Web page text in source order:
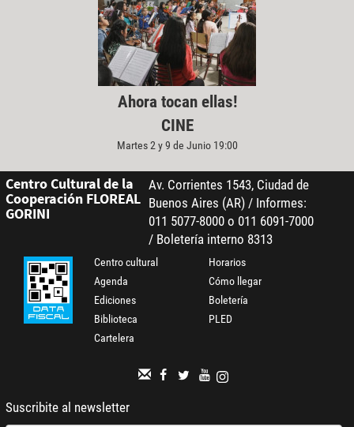
Ahora tocan ellas!
CINE
Martes 2 y 9 de Junio 19:00
Centro Cultural de la
Cooperación FLOREAL
GORINI
Av. Corrientes 1543, Ciudad de
Buenos Aires (AR) / Informes:
011 5077-8000 o 011 6091-7000
/ Boletería interno 8313
Centro cultural
Agenda
Ediciones
Biblioteca
Cartelera
Horarios
Cómo llegar
Boletería
PLED
Suscribite al newsletter